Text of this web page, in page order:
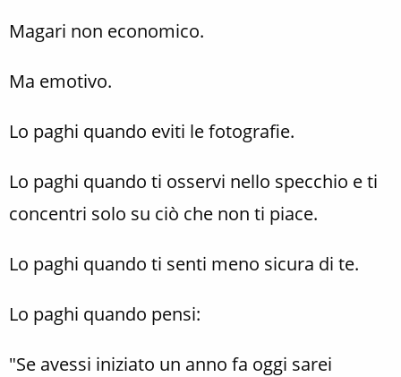
Magari non economico.
Ma emotivo.
Lo paghi quando eviti le fotografie.
Lo paghi quando ti osservi nello specchio e ti
concentri solo su ciò che non ti piace.
Lo paghi quando ti senti meno sicura di te.
Lo paghi quando pensi:
"Se avessi iniziato un anno fa oggi sarei